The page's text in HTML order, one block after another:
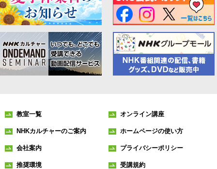
教室一覧 オンライン講座
NHKカルチャーのご案内 ホームページの使い方
会社案内 プライバシーポリシー
推奨環境 受講規約